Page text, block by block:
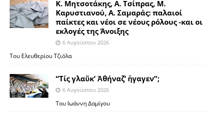
Κ. Μητσοτάκης, Α. Τσίπρας, Μ.
Καρυστιανού, Α. Σαμαράς: παλαιοί
παίκτες και νέοι σε νέους ρόλους -και οι
εκλογές της Άνοιξης
6 Αυγούστου 2026
Του Ελευθερίου Τζιόλα
“Τίς γλαῦκ’ Ἀθήναζ’ ἤγαγεν”;
6 Αυγούστου 2026
Του Ιωάννη Δαμίγου